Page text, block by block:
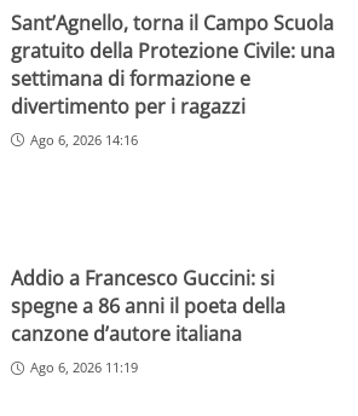
Sant’Agnello, torna il Campo Scuola
gratuito della Protezione Civile: una
settimana di formazione e
divertimento per i ragazzi
Ago 6, 2026 14:16
Addio a Francesco Guccini: si
spegne a 86 anni il poeta della
canzone d’autore italiana
Ago 6, 2026 11:19